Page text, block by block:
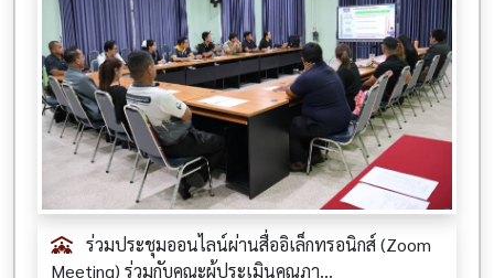
ร่วมประชุมออนไลน์ผ่านสื่ออิเล็กทรอนิกส์ (Zoom
Meeting) ร่วมกับคณะผู้ประเมินคุณภา...